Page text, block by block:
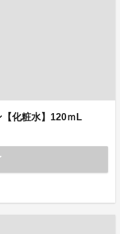
化粧水】120ｍL